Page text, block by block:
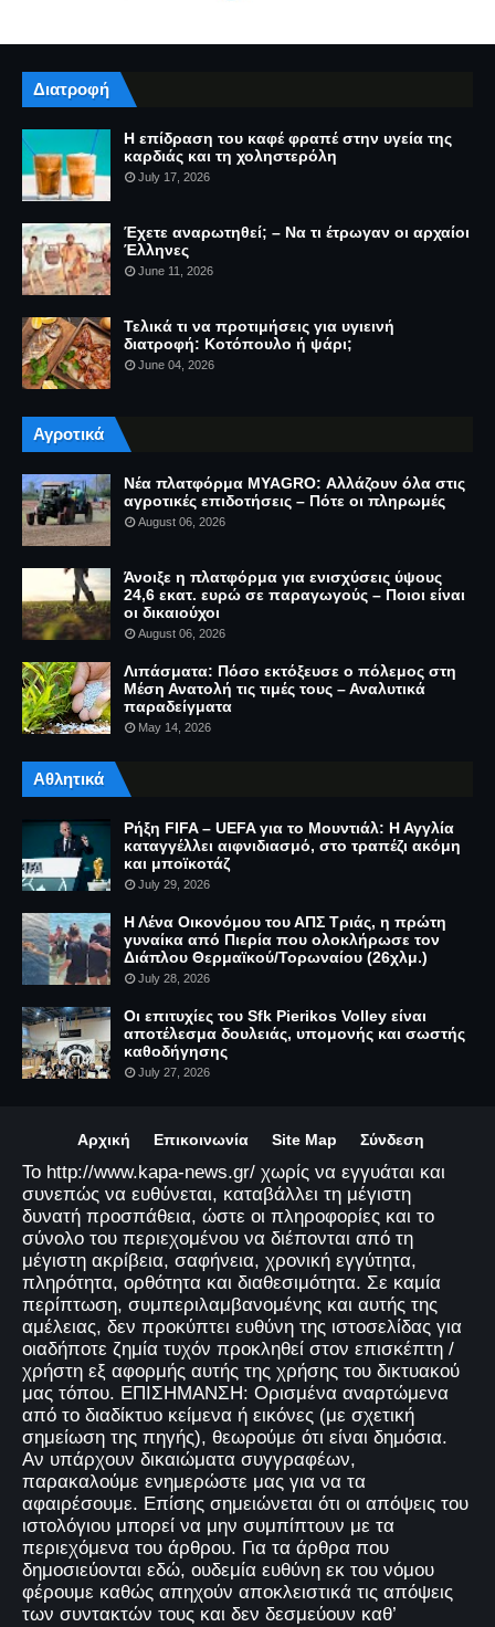
Διατροφή
Η επίδραση του καφέ φραπέ στην υγεία της
καρδιάς και τη χοληστερόλη
July 17, 2026
Έχετε αναρωτηθεί; – Να τι έτρωγαν οι αρχαίοι
Έλληνες
June 11, 2026
Τελικά τι να προτιμήσεις για υγιεινή
διατροφή: Κοτόπουλο ή ψάρι;
June 04, 2026
Αγροτικά
Νέα πλατφόρμα MYAGRO: Αλλάζουν όλα στις
αγροτικές επιδοτήσεις – Πότε οι πληρωμές
August 06, 2026
Άνοιξε η πλατφόρμα για ενισχύσεις ύψους
24,6 εκατ. ευρώ σε παραγωγούς – Ποιοι είναι
οι δικαιούχοι
August 06, 2026
Λιπάσματα: Πόσο εκτόξευσε ο πόλεμος στη
Μέση Ανατολή τις τιμές τους – Αναλυτικά
παραδείγματα
May 14, 2026
Αθλητικά
Ρήξη FIFA – UEFA για το Μουντιάλ: Η Αγγλία
καταγγέλλει αιφνιδιασμό, στο τραπέζι ακόμη
και μποϊκοτάζ
July 29, 2026
Η Λένα Οικονόμου του ΑΠΣ Τριάς, η πρώτη
γυναίκα από Πιερία που ολοκλήρωσε τον
Διάπλου Θερμαϊκού/Τορωναίου (26χλμ.)
July 28, 2026
Οι επιτυχίες του Sfk Pierikos Volley είναι
αποτέλεσμα δουλειάς, υπομονής και σωστής
καθοδήγησης
July 27, 2026
Αρχική Επικοινωνία Site Map Σύνδεση
Το http://www.kapa-news.gr/ χωρίς να εγγυάται και
συνεπώς να ευθύνεται, καταβάλλει τη μέγιστη
δυνατή προσπάθεια, ώστε οι πληροφορίες και το
σύνολο του περιεχομένου να διέπονται από τη
μέγιστη ακρίβεια, σαφήνεια, χρονική εγγύτητα,
πληρότητα, ορθότητα και διαθεσιμότητα. Σε καμία
περίπτωση, συμπεριλαμβανομένης και αυτής της
αμέλειας, δεν προκύπτει ευθύνη της ιστοσελίδας για
οιαδήποτε ζημία τυχόν προκληθεί στον επισκέπτη /
χρήστη εξ αφορμής αυτής της χρήσης του δικτυακού
μας τόπου. ΕΠΙΣΗΜΑΝΣΗ: Ορισμένα αναρτώμενα
από το διαδίκτυο κείμενα ή εικόνες (με σχετική
σημείωση της πηγής), θεωρούμε ότι είναι δημόσια.
Αν υπάρχουν δικαιώματα συγγραφέων,
παρακαλούμε ενημερώστε μας για να τα
αφαιρέσουμε. Επίσης σημειώνεται ότι οι απόψεις του
ιστολόγιου μπορεί να μην συμπίπτουν με τα
περιεχόμενα του άρθρου. Για τα άρθρα που
δημοσιεύονται εδώ, ουδεμία ευθύνη εκ του νόμου
φέρουμε καθώς απηχούν αποκλειστικά τις απόψεις
των συντακτών τους και δεν δεσμεύουν καθ’